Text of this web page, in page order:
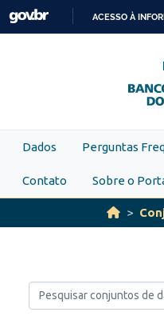
Skip to main content
ACESSO À
Dados Perguntas
Contato Sobre o